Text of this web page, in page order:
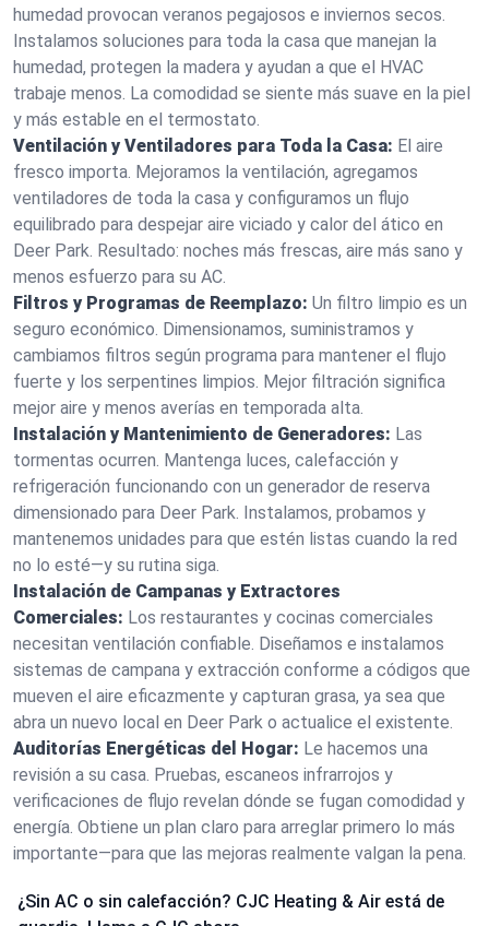
humedad provocan veranos pegajosos e inviernos secos.
Instalamos soluciones para toda la casa que manejan la
humedad, protegen la madera y ayudan a que el HVAC
trabaje menos. La comodidad se siente más suave en la piel
y más estable en el termostato.
Ventilación y Ventiladores para Toda la Casa: El aire
fresco importa. Mejoramos la ventilación, agregamos
ventiladores de toda la casa y configuramos un flujo
equilibrado para despejar aire viciado y calor del ático en
Deer Park. Resultado: noches más frescas, aire más sano y
menos esfuerzo para su AC.
Filtros y Programas de Reemplazo: Un filtro limpio es un
seguro económico. Dimensionamos, suministramos y
cambiamos filtros según programa para mantener el flujo
fuerte y los serpentines limpios. Mejor filtración significa
mejor aire y menos averías en temporada alta.
Instalación y Mantenimiento de Generadores: Las
tormentas ocurren. Mantenga luces, calefacción y
refrigeración funcionando con un generador de reserva
dimensionado para Deer Park. Instalamos, probamos y
mantenemos unidades para que estén listas cuando la red
no lo esté—y su rutina siga.
Instalación de Campanas y Extractores
Comerciales: Los restaurantes y cocinas comerciales
necesitan ventilación confiable. Diseñamos e instalamos
sistemas de campana y extracción conforme a códigos que
mueven el aire eficazmente y capturan grasa, ya sea que
abra un nuevo local en Deer Park o actualice el existente.
Auditorías Energéticas del Hogar: Le hacemos una
revisión a su casa. Pruebas, escaneos infrarrojos y
verificaciones de flujo revelan dónde se fugan comodidad y
energía. Obtiene un plan claro para arreglar primero lo más
importante—para que las mejoras realmente valgan la pena.
¿Sin AC o sin calefacción? CJC Heating & Air está de